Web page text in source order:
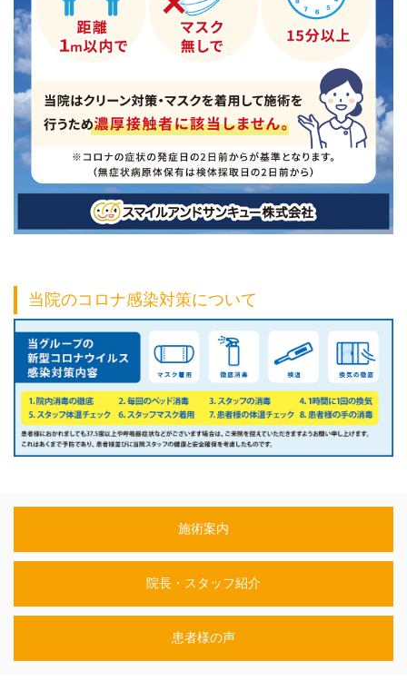
当院のコロナ感染対策について
施術案内
院長・スタッフ紹介
患者様の声